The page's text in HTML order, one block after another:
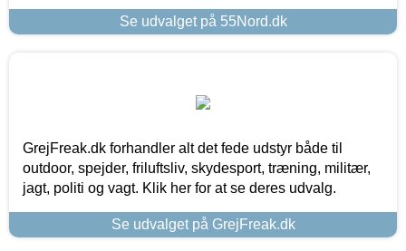
Se udvalget på 55Nord.dk
GrejFreak.dk forhandler alt det fede udstyr både til
outdoor, spejder, friluftsliv, skydesport, træning, militær,
jagt, politi og vagt. Klik her for at se deres udvalg.
Se udvalget på GrejFreak.dk